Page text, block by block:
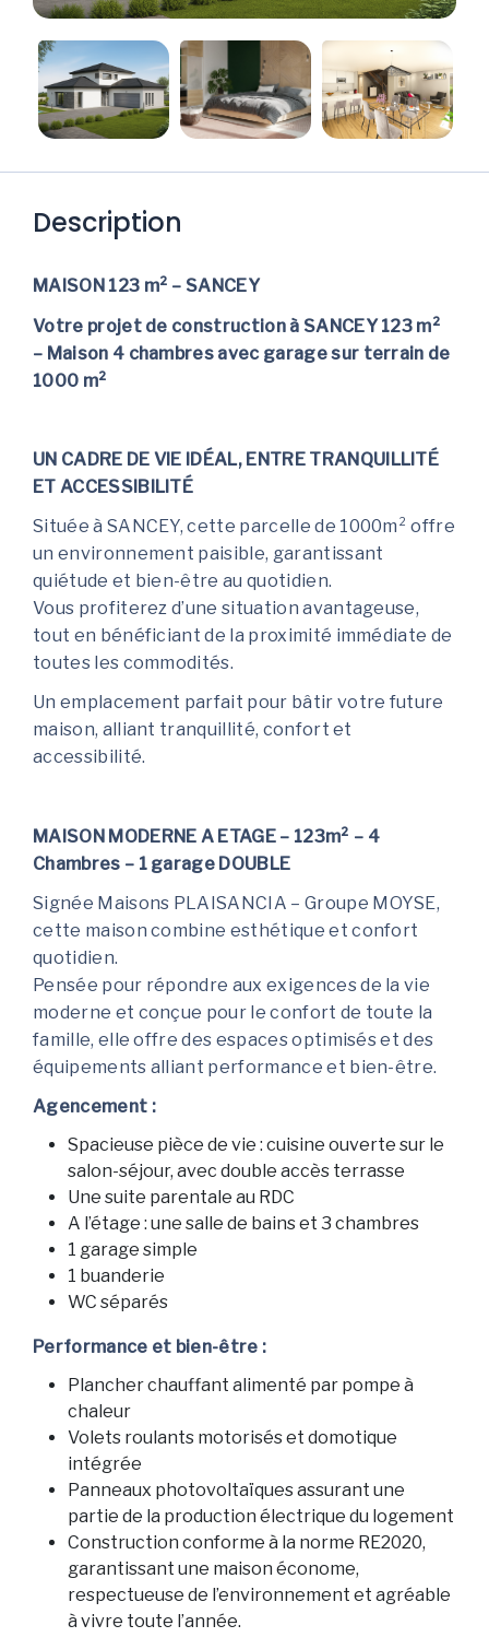
Description
MAISON 123 m² – SANCEY
Votre projet de construction à SANCEY 123 m²
– Maison 4 chambres avec garage sur terrain de
1000 m²
UN CADRE DE VIE IDÉAL, ENTRE TRANQUILLITÉ
ET ACCESSIBILITÉ
Située à SANCEY, cette parcelle de 1000m² offre
un environnement paisible, garantissant
quiétude et bien-être au quotidien.
Vous profiterez d’une situation avantageuse,
tout en bénéficiant de la proximité immédiate de
toutes les commodités.
Un emplacement parfait pour bâtir votre future
maison, alliant tranquillité, confort et
accessibilité.
MAISON MODERNE A ETAGE – 123m² – 4
Chambres – 1 garage DOUBLE
Signée Maisons PLAISANCIA – Groupe MOYSE,
cette maison combine esthétique et confort
quotidien.
Pensée pour répondre aux exigences de la vie
moderne et conçue pour le confort de toute la
famille, elle offre des espaces optimisés et des
équipements alliant performance et bien-être.
Agencement :
Spacieuse pièce de vie : cuisine ouverte sur le
salon-séjour, avec double accès terrasse
Une suite parentale au RDC
A l’étage : une salle de bains et 3 chambres
1 garage simple
1 buanderie
WC séparés
Performance et bien-être :
Plancher chauffant alimenté par pompe à
chaleur
Volets roulants motorisés et domotique
intégrée
Panneaux photovoltaïques assurant une
partie de la production électrique du logement
Construction conforme à la norme RE2020,
garantissant une maison économe,
respectueuse de l’environnement et agréable
à vivre toute l’année.